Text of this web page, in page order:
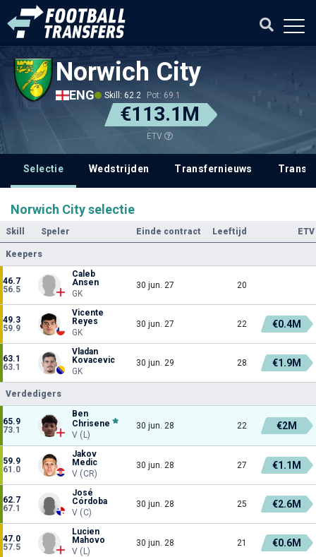
Norwich City
ENG Skill: 62.2 Pot: 69.1
€113.1M
ETV
Selectie Wedstrijden Transfernieuws
Norwich City selectie
Skill Speler Einde contract Leeftijd ETV
Keepers
46.7
56.5
Caleb
Ansen
GK
30 jun. 27 20
49.3
59.9
Vicente
Reyes
GK
30 jun. 27 22 €0.4M
63.1
63.1
Vladan
Kovacevic
GK
30 jun. 29 28 €1.9M
Verdedigers
65.9
73.1
Ben
Chrisene
V (L)
30 jun. 28 22 €2M
59.9
61.0
Jakov
Medic
V (CR)
30 jun. 28 27 €1.1M
62.7
67.1
José
Córdoba
V (C)
30 jun. 28 25 €2.6M
47.0
57.5
Lucien
Mahovo
V (L)
30 jun. 28 21 €0.6M